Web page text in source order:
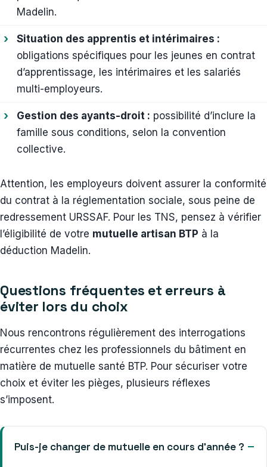
Madelin.
Situation des apprentis et intérimaires :
obligations spécifiques pour les jeunes en contrat
d’apprentissage, les intérimaires et les salariés
multi-employeurs.
Gestion des ayants-droit : possibilité d’inclure la
famille sous conditions, selon la convention
collective.
Attention, les employeurs doivent assurer la conformité
du contrat à la réglementation sociale, sous peine de
redressement URSSAF. Pour les TNS, pensez à vérifier
l’éligibilité de votre mutuelle artisan BTP à la
déduction Madelin.
Questions fréquentes et erreurs à
éviter lors du choix
Nous rencontrons régulièrement des interrogations
récurrentes chez les professionnels du bâtiment en
matière de mutuelle santé BTP. Pour sécuriser votre
choix et éviter les pièges, plusieurs réflexes
s’imposent.
Puis-je changer de mutuelle en cours d’année ?